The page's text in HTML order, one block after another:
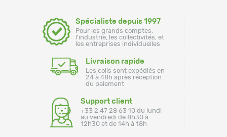
Spécialiste depuis 1997
Pour les grands comptes,
l'industrie, les collectivités, et
les entreprises individuelles
Livraison rapide
Les colis sont expédiés en
24 à 48h après réception
du paiement
Support client
+33 2 47 28 63 10 du lundi
au vendredi de 8h30 à
12h30 et de 14h à 18h